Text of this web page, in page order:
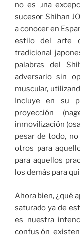
no es una
sucesor Shihan
a conocer en
estilo del arte
tradicional
palabras del
adversario sin
muscular,
Incluye en su
proyección
inmovilización
pesar de todo,
otros para
para aquellos
los demás para
Ahora bien, ¿qué
saturado ya de
es nuestra
confusión